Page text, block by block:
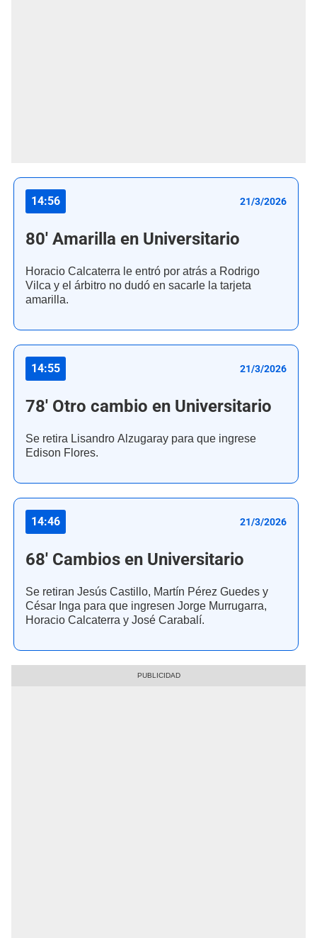
14:56 21/3/2026
80' Amarilla en Universitario
Horacio Calcaterra le entró por atrás a Rodrigo
Vilca y el árbitro no dudó en sacarle la tarjeta
amarilla.
14:55 21/3/2026
78' Otro cambio en Universitario
Se retira Lisandro Alzugaray para que ingrese
Edison Flores.
14:46 21/3/2026
68' Cambios en Universitario
Se retiran Jesús Castillo, Martín Pérez Guedes y
César Inga para que ingresen Jorge Murrugarra,
Horacio Calcaterra y José Carabalí.